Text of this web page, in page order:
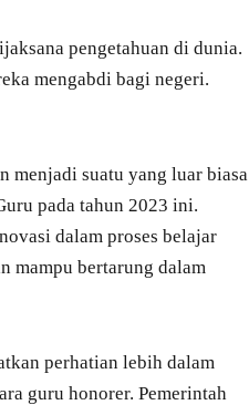
pengetahuan di dunia.
mengabdi bagi negeri.
menjadi suatu yang luar biasa
pada tahun 2023 ini.
dalam proses belajar
mampu bertarung dalam
perhatian lebih dalam
guru honorer. Pemerintah